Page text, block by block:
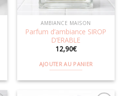
AMBIANCE MAISON
Parfum d’ambiance SIROP
D’ERABLE
12,90€
AJOUTER AU PANIER